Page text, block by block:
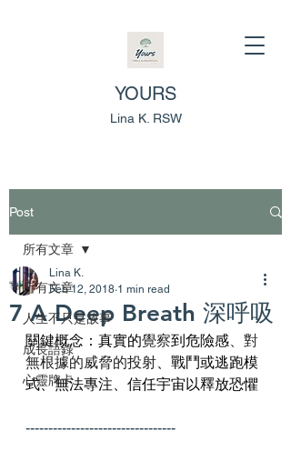
YOURS
Lina K. RSW
Post
所有文章
人生不只是故事
成長語錄
心靈牌卡
所有文章
7 A Deep Breath 深呼吸
Lina K.
Feb 12, 2018 1 min read
關鍵概念：真實的覺察到危險感、對
無根據的威脅的投射、戰鬥或逃跑模
式、無法專注、信任宇宙以釋放恐懼
---------------------------------